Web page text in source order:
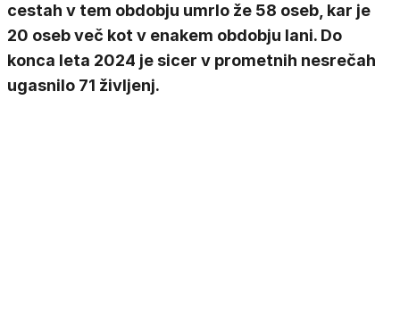
cestah v tem obdobju umrlo že 58 oseb, kar je
20 oseb več kot v enakem obdobju lani. Do
konca leta 2024 je sicer v prometnih nesrečah
ugasnilo 71 življenj.